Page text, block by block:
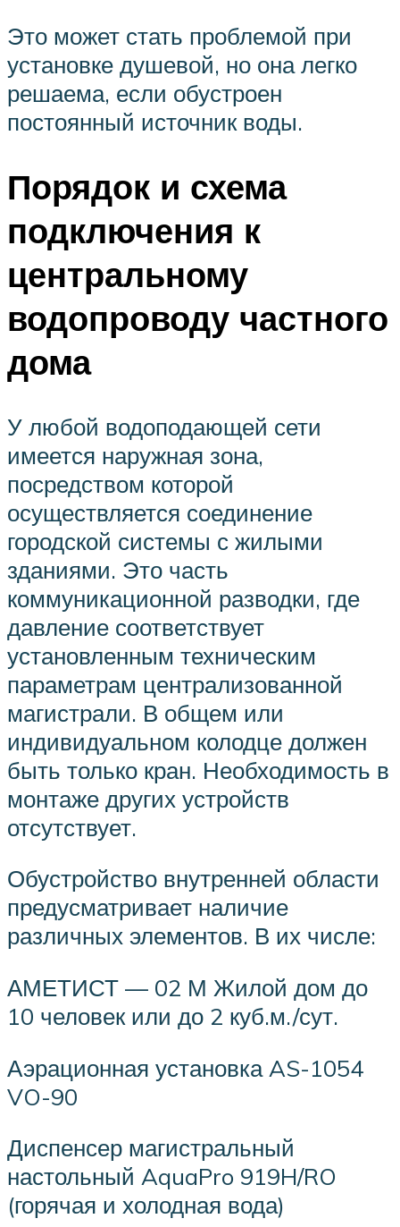
Это может стать проблемой при
установке душевой, но она легко
решаема, если обустроен
постоянный источник воды.
Порядок и схема
подключения к
центральному
водопроводу частного
дома
У любой водоподающей сети
имеется наружная зона,
посредством которой
осуществляется соединение
городской системы с жилыми
зданиями. Это часть
коммуникационной разводки, где
давление соответствует
установленным техническим
параметрам централизованной
магистрали. В общем или
индивидуальном колодце должен
быть только кран. Необходимость в
монтаже других устройств
отсутствует.
Обустройство внутренней области
предусматривает наличие
различных элементов. В их числе:
АМЕТИСТ — 02 М Жилой дом до
10 человек или до 2 куб.м./сут.
Аэрационная установка AS-1054
VO-90
Диспенсер магистральный
настольный AquaPro 919H/RO
(горячая и холодная вода)